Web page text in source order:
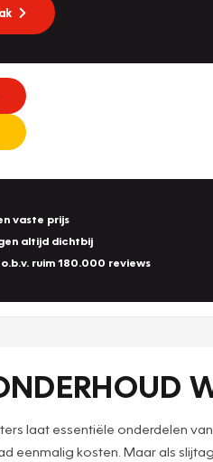
vaste prijs
altijd dichtbij
ruim 180.000 reviews
laat essentiële onderdelen
eenmalig kosten. Maar als